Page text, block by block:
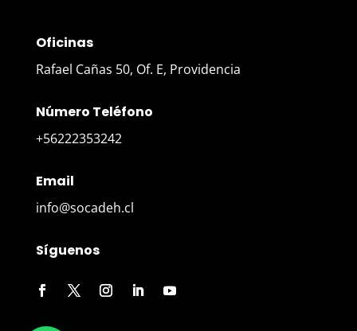
Oficinas
Rafael Cañas 50, Of. E, Providencia
Número Teléfono
+56222353242
Email
info@socadeh.cl
Síguenos